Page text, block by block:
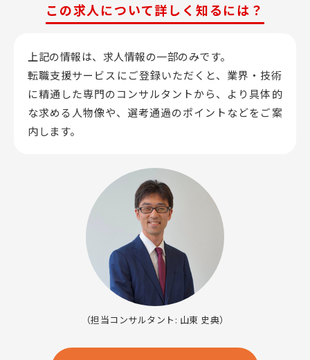
この求人について詳しく知るには？
上記の情報は、求人情報の一部のみです。
転職支援サービスにご登録いただくと、業界・技術
に精通した専門のコンサルタントから、 より具体的
な求める人物像や、選考通過のポイントなどをご案
内します。
（担当コンサルタント: 山東 史典）